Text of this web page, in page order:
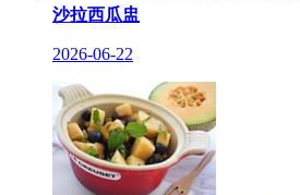
沙拉西瓜盅
2026-06-22